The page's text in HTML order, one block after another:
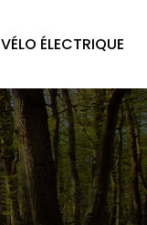
VÉLO ÉLECTRIQUE